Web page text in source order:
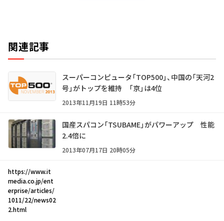
関連記事
スーパーコンピュータ「TOP500」、中国の「天河2
号」がトップを維持 「京」は4位
2013年11月19日 11時53分
国産スパコン「TSUBAME」がパワーアップ 性能
2.4倍に
2013年07月17日 20時05分
https://www.it
media.co.jp/ent
erprise/articles/
1011/22/news02
2.html